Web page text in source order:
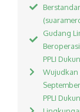
Gudang
PPLI
Wujudkan
PPLI